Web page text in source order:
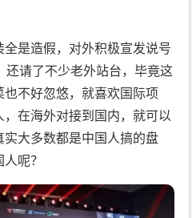
是造假，对外积极宣发说号
请了不少老外站台，毕竟这
不好忽悠，就喜欢国际项
在海外对接到国内，就可以
大多数都是中国人搞的盘
呢？